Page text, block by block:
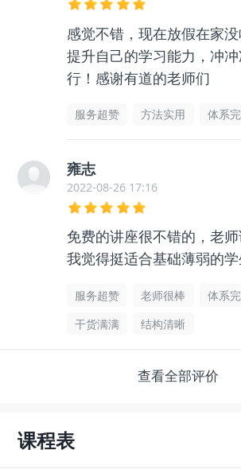
感觉不错，现在放假在家没
提升自己的学习能力，冲
行！感谢有道的老师们
服务超赞 方法实用 体系
雍志
2022-08-26 17:16
免费的讲座很不错的，老师
我觉得挺适合基础薄弱的学
服务超赞 老师很棒 体系
干货满满
结构清晰
查看全部评价
课程表